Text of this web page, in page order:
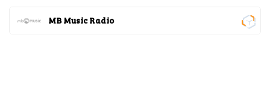
MB Music Radio